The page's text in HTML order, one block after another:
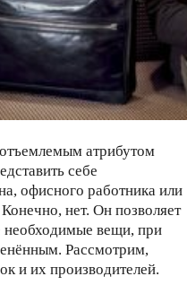
атрибутом
себе
офисного работника или
Конечно, нет. Он позволяет
необходимые вещи, при
Рассмотрим,
и их производителей.